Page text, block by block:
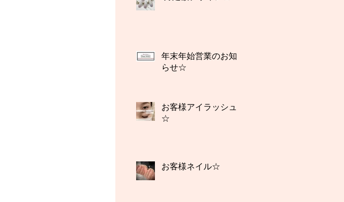
年末年始営業のお知
らせ☆
お客様アイラッシュ
☆
お客様ネイル☆